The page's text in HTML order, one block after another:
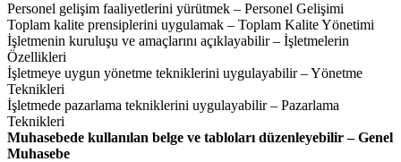
Personel gelişim faaliyetlerini yürütmek – Personel Gelişimi
Toplam kalite prensiplerini uygulamak – Toplam Kalite Yönetimi
İşletmenin kuruluşu ve amaçlarını açıklayabilir – İşletmelerin
Özellikleri
İşletmeye uygun yönetme tekniklerini uygulayabilir – Yönetme
Teknikleri
İşletmede pazarlama tekniklerini uygulayabilir – Pazarlama
Teknikleri
Muhasebede kullanılan belge ve tabloları düzenleyebilir – Genel
Muhasebe